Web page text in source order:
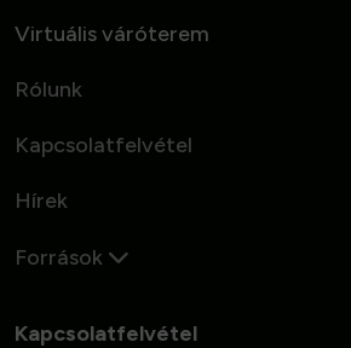
Virtuális váróterem
Rólunk
Kapcsolatfelvétel
Hírek
Források
Kapcsolatfelvétel